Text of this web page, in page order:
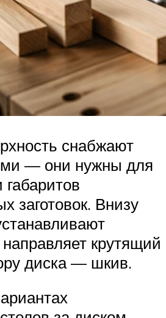
снабжают
— они нужны для
габаритов
заготовок. Внизу
крутящий
диска — шкив.